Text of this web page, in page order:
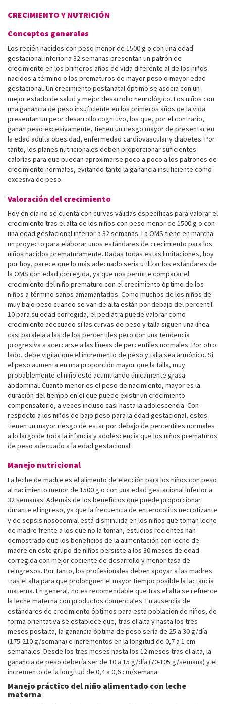
CRECIMIENTO Y NUTRICIÓN
Conceptos generales
Los recién nacidos con peso menor de 1500 g o con una edad
gestacional inferior a 32 semanas presentan un patrón de
crecimiento en los primeros años de vida diferente al de los niños
nacidos a término o los prematuros de mayor peso o mayor edad
gestacional. Un crecimiento postanatal óptimo se asocia con un
mejor estado de salud y mejor de­sarrollo neurológico. Los niños con
una ganancia de peso insuficiente en los primeros años de la vida
presentan un peor desarrollo cognitivo, los que, por el contrario,
ganan peso excesivamente, tienen un riesgo mayor de presentar en
la edad adulta obesidad, enfermedad cardiovascular y diabetes. Por
tanto, los planes nutricionales deben proporcionar suficientes
calorías para que puedan aproximarse poco a poco a los patrones de
crecimiento normales, evitando tanto la ganancia insuficiente como
excesiva de peso.
Valoración del crecimiento
Hoy en día no se cuenta con curvas válidas específicas para valorar el
crecimiento tras el alta de los niños con peso menor de 1500 g o con
una edad gestacional inferior a 32 semanas. La OMS tiene en marcha
un proyecto para elaborar unos estándares de crecimiento para los
niños nacidos prematuramente. Dadas todas estas limitaciones, hoy
por hoy, parece que lo más adecuado sería utilizar los estándares de
la OMS con edad corregida, ya que nos permite comparar el
crecimiento del niño prematuro con el crecimiento óptimo de los
niños a término sanos amamantados. Como muchos de los niños de
muy bajo peso cuando se van de alta están por debajo del percentil
10 para su edad corregida, el pediatra puede valorar como
crecimiento adecuado si las curvas de peso y talla siguen una línea
casi paralela a las de los percentiles pero con una tendencia
progresiva a acercarse a las líneas de percentiles normales. Por otro
lado, debe vigilar que el incremento de peso y talla sea armónico. Si
el peso aumenta en una proporción mayor que la talla, muy
probablemente el niño esté acumulando únicamente grasa
abdominal. Cuanto menor es el peso de nacimiento, mayor es la
duración del tiempo en el que puede existir un crecimiento
compensatorio, a veces incluso casi hasta la adolescencia. Con
respecto a los niños de bajo peso para la edad gestacional, estos
tienen un mayor riesgo de estar por debajo de percentiles normales
a lo largo de toda la infancia y adolescencia que los niños prematuros
de peso adecuado a la edad gestacional.
Manejo nutricional
La leche de madre es el alimento de elección para los niños con peso
al nacimiento menor de 1500 g o con una edad gestacional inferior a
32 semanas. Además de los beneficios que puede proporcionar
durante el ingreso, ya que la frecuencia de enterocolitis necrotizante
y de sepsis nosocomial está disminuida en los niños que toman leche
de madre frente a los que no la toman, estudios recientes han
demostrado que los beneficios de la alimentación con leche de
madre en este grupo de niños persiste a los 30 meses de edad
corregida con mejor cociente de desarrollo y menor tasa de
reingresos. Por tanto, los profesionales deben apoyar a las madres
tras el alta para que prolonguen el mayor tiempo posible la lactancia
materna. En general, no es recomendable que tras el alta se refuerce
la leche materna con productos comerciales. En ausencia de
estándares de crecimiento óptimos para esta población de niños, de
forma orientativa se establece que, tras el alta y hasta los tres
meses postalta, la ganancia óptima de peso sería de 25 a 30 g/día
(175-210 g/semana) e incrementos en la longitud de 0,7 a 1 cm
semanales. Desde los tres meses hasta los 12 meses tras el alta, la
ganancia de peso debería ser de 10 a 15 g/día (70-105 g/semana) y el
incremento de la longitud de 0,4 a 0,6 cm/semana.
Manejo práctico del niño alimentado con leche
materna